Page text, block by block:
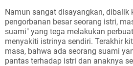
Namun sangat disayangkan, dibalik
pengorbanan besar seorang istri,
suami" yang tega melakukan
menyakiti istrinya sendiri. Terakhir
masa, bahwa ada seorang suami
pantas terhadap istri dan anaknya